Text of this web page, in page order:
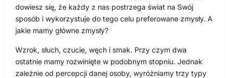
dowiesz się, że każdy z nas postrzega świat na Swój
sposób i wykorzystuje do tego celu preferowane zmysły. A
jakie mamy główne zmysły?
Wzrok, słuch, czucie, węch i smak. Przy czym dwa
ostatnie mamy rozwinięte w podobnym stopniu. Jednak
zależnie od percepcji danej osoby, wyróżniamy trzy typy